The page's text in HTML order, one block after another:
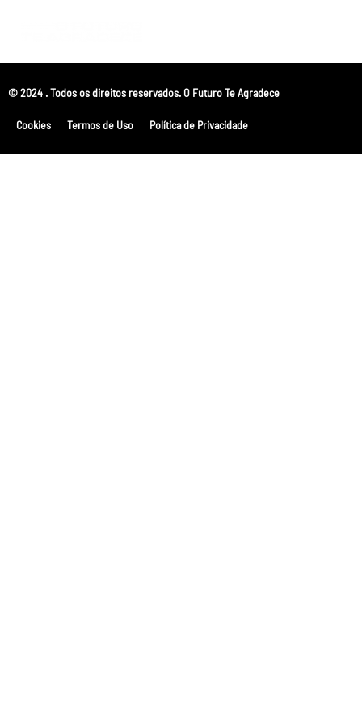
© 2024 . Todos os direitos reservados. O Futuro Te Agradece
Cookies Termos de Uso Política de Privacidade